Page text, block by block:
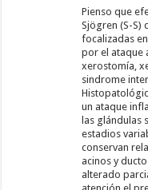
Pienso que
Sjögren (S-S)
focalizadas
por el ataque
xerostomía,
sindrome
un ataque
las glándulas
estadios
conservan
acinos y
alterado